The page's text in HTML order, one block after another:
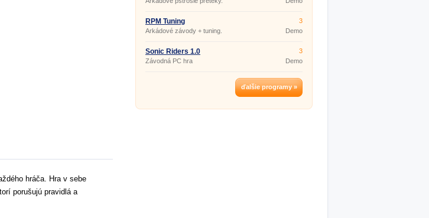
hráča. Hra v sebe
porušujú pravidlá a
RPM Tuning
Arkádové závody + tuning.
3
Demo
Sonic Riders 1.0
Závodná PC hra
3
Demo
ďalšie programy »